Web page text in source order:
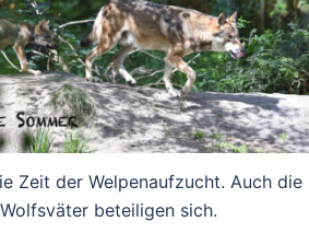
Zeit der Welpenaufzucht. Auch die
Wolfsväter beteiligen sich.